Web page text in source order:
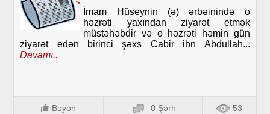
İmam Hüseynin (ə) ərbəinində o
həzrəti yaxından ziyarət etmək
müstəhəbdir və o həzrəti həmin gün
ziyarət edən birinci şəxs Cabir ibn Abdullah...
Davamı..
Bəyən 0 Şərh 53